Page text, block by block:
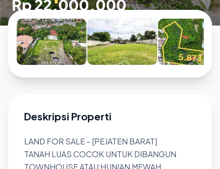
Rp 22.000.000
Deskripsi Properti
LAND FOR SALE - [PEJATEN BARAT]
TANAH LUAS COCOK UNTUK DIBANGUN
TOWNHOUSE ATAU HUNIAN MEWAH.